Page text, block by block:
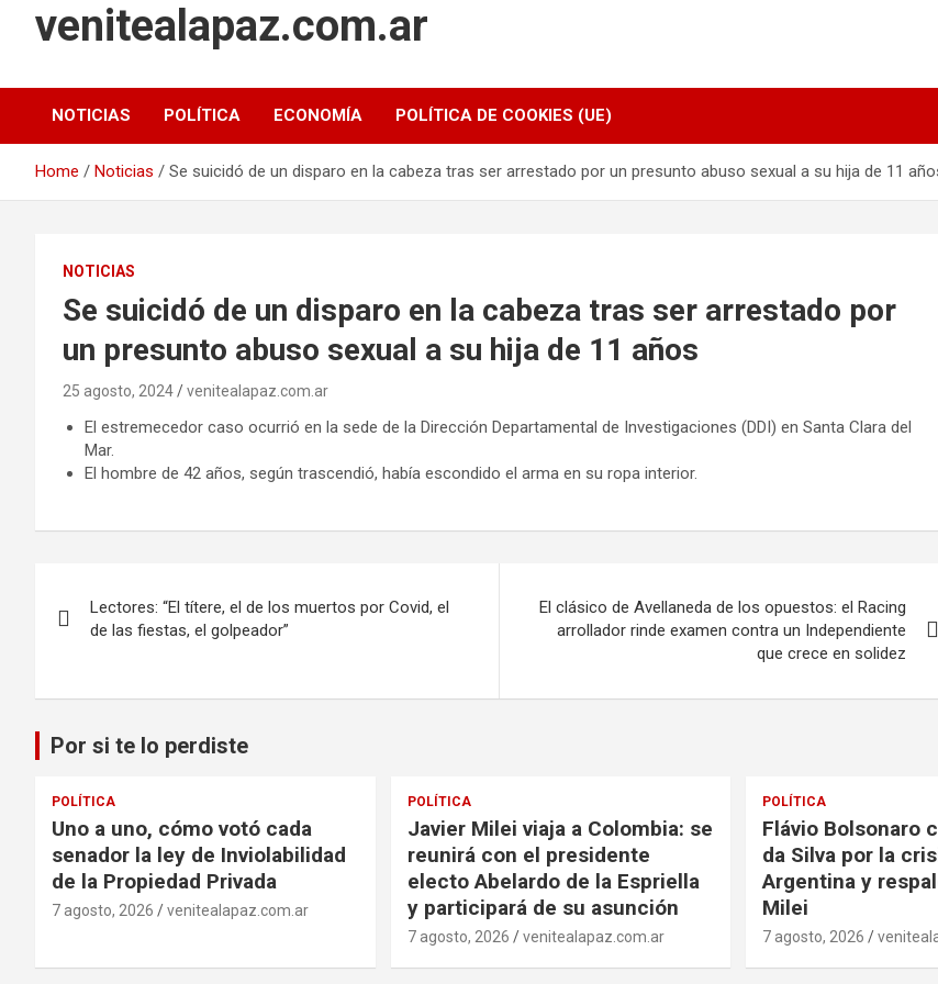
venitealapaz.com.ar
NOTICIAS POLÍTICA ECONOMÍA POLÍTICA DE COOKIES (UE)
Home Noticias Se suicidó de un disparo en la cabeza tras ser arrestado por un presunto abuso sexual a su hija de 11
NOTICIAS
Se suicidó de un disparo en la cabeza tras ser arrestado por
un presunto abuso sexual a su hija de 11 años
25 agosto, 2024 venitealapaz.com.ar
El estremecedor caso ocurrió en la sede de la Dirección Departamental de Investigaciones (DDI) en Santa Clara del
Mar.
El hombre de 42 años, según trascendió, había escondido el arma en su ropa interior.
de
Lectores: “El títere, el de los muertos por Covid, el
de las fiestas, el golpeador”
El clásico de Avellaneda de los opuestos: el Racing
arrollador rinde examen contra un Independiente
que crece en solidez
Por si te lo perdiste
POLÍTICA
Uno a uno, cómo votó cada
senador la ley de Inviolabilidad
de la Propiedad Privada
7 agosto, 2026 venitealapaz.com.ar
POLÍTICA
Javier Milei viaja a Colombia: se
reunirá con el presidente
electo Abelardo de la Espriella
y participará de su asunción
7 agosto, 2026 venitealapaz.com.ar
POLÍTICA
Flávio Bolsonaro
da Silva por la
Argentina y
Milei
7 agosto, 2026